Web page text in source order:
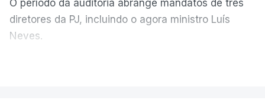
O período da auditoria abrange mandatos de três
diretores da PJ, incluindo o agora ministro Luís
Neves.